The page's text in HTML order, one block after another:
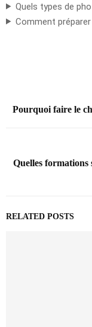
Quels types de
Comment
Pourquoi faire le
Quelles
RELATED POSTS